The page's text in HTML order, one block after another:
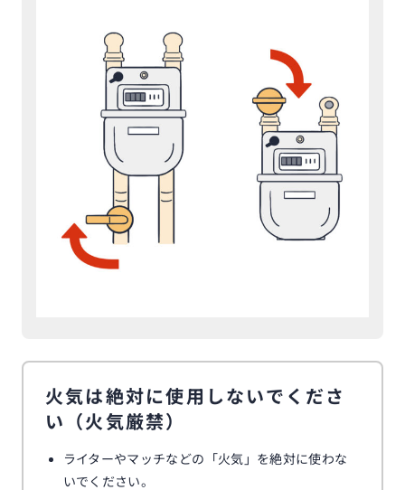
火気は絶対に使用しないでくださ
い（火気厳禁）
ライターやマッチなどの「火気」を絶対に使わな
いでください。